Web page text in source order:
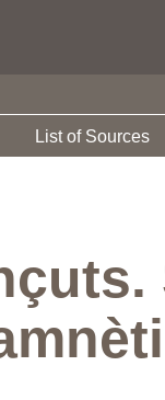
List of Sources